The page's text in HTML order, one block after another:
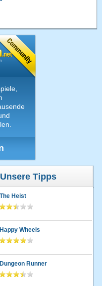
Unsere Tipps
The Heist
Happy Wheels
Dungeon Runner